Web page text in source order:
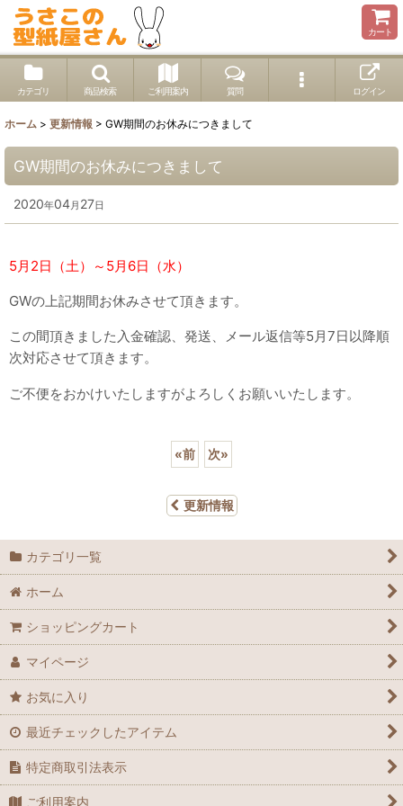
カート
カテゴリ 商品検索 ご利用案内 質問 ログイン
ホーム > 更新情報 > GW期間のお休みにつきまして
GW期間のお休みにつきまして
2020年04月 27日
5月2日（土）～5月6日（水）
GWの上記期間お休みさせて頂きます。
この間頂きました入金確認、発送、メール返信等5月7日以降順
次対応させて頂きます。
ご不便をおかけいたしますがよろしくお願いいたします。
«前 次»
更新情報
カテゴリ一覧
ホーム
ショッピングカート
マイページ
お気に入り
最近チェックしたアイテム
特定商取引法表示
ご利用案内